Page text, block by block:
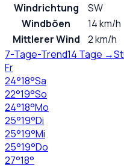
Windrichtung
SW
Windböen
14 km/h
Mittlerer Wind
2 km/h
7-Tage-Trend14 Tage →
Fr
24°18°Sa
22°19°So
24°18°Mo
25°19°Di
25°19°Mi
25°19°Do
27°18°